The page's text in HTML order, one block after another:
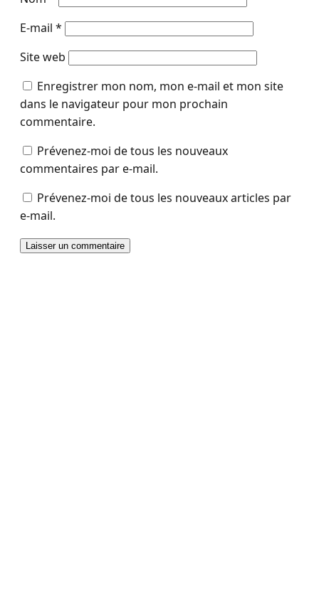
E-mail *
Site web
Enregistrer mon nom, mon e-mail et mon site
dans le navigateur pour mon prochain
commentaire.
Prévenez-moi de tous les nouveaux
commentaires par e-mail.
Prévenez-moi de tous les nouveaux articles par
e-mail.